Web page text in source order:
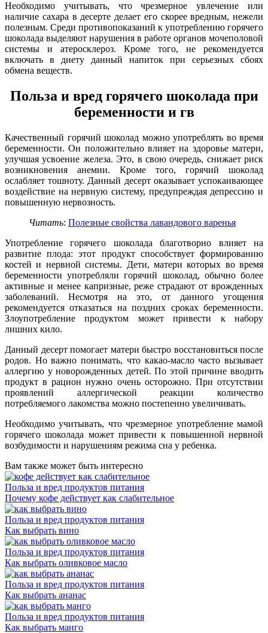
Необходимо учитывать, что чрезмерное увлечение или
наличие сахара в десерте делает его скорее вредным, нежели
полезным. Среди противопоказаний к употреблению горячего
шоколада выделяют нарушения в работе органов мочеполовой
системы и атеросклероз. Кроме того, не рекомендуется
включать в диету данный напиток при серьезных сбоях
обмена веществ.
Польза и вред горячего шоколада при
беременности и гв
Качественный горячий шоколад можно употреблять во время
беременности. Он положительно влияет на здоровье матери,
улучшая усвоение железа. Это, в свою очередь, снижает риск
возникновения анемии. Кроме того, горячий шоколад
ослабляет тошноту. Данный десерт оказывает успокаивающее
воздействие на нервную систему, предупреждая депрессию и
повышенную нервозность.
Читать: Полезные свойства лавандового варенья
Употребление горячего шоколада благотворно влияет на
развитие плода: этот продукт способствует формированию
костей и нервной системы. Дети, матери которых во время
беременности употребляли горячий шоколад, обычно более
активные и менее капризные, реже страдают от врожденных
заболеваний. Несмотря на это, от данного угощения
рекомендуется отказаться на поздних сроках беременности.
Злоупотребление продуктом может привести к набору
лишних кило.
Данный десерт помогает матери быстро восстановиться после
родов. Но важно понимать, что какао-масло часто вызывает
аллергию у новорожденных детей. По этой причине вводить
продукт в рацион нужно очень осторожно. При отсутствии
проявлений аллергической реакции количество
потребляемого лакомства можно постепенно увеличивать.
Необходимо учитывать, что чрезмерное употребление мамой
горячего шоколада может привести к повышенной нервной
возбудимости и нарушениям режима сна у ребенка.
Вам также может быть интересно
Польза и вред продуктов питания
Почему кофе действует как слабительное
Польза и вред продуктов питания
Как выбрать вино
Польза и вред продуктов питания
Как выбрать оливковое масло
Польза и вред продуктов питания
Как выбрать ананас
Польза и вред продуктов питания
Как выбрать манго